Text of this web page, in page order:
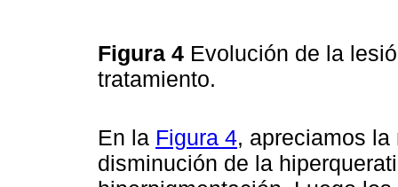
Figura 4 Evolución de la
tratamiento.
En la Figura 4, apreciamos
disminución de la